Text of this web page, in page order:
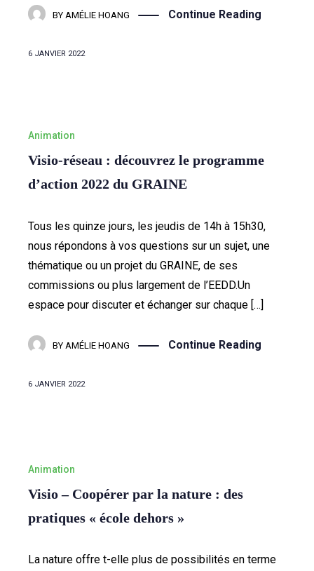
BY AMÉLIE HOANG Continue Reading
6 JANVIER 2022
Animation
Visio-réseau : découvrez le programme
d’action 2022 du GRAINE
Tous les quinze jours, les jeudis de 14h à 15h30,
nous répondons à vos questions sur un sujet, une
thématique ou un projet du GRAINE, de ses
commissions ou plus largement de l’EEDD.Un
espace pour discuter et échanger sur chaque […]
BY AMÉLIE HOANG Continue Reading
6 JANVIER 2022
Animation
Visio – Coopérer par la nature : des
pratiques « école dehors »
La nature offre t-elle plus de possibilités en terme